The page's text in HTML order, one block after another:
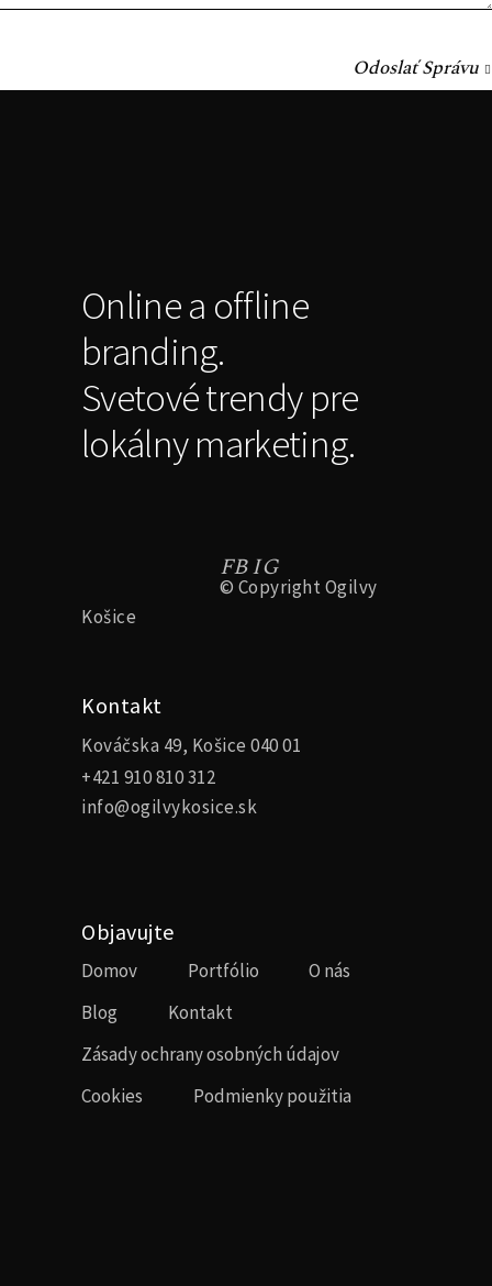
Odoslať Správu
Online a offline
branding.
Svetové trendy pre
lokálny marketing.
FBIG
© Copyright Ogilvy
Košice
Kontakt
Kováčska 49, Košice 040 01
+421 910 810 312
info@ogilvykosice.sk
Objavujte
Domov Portfólio
O nás
Blog
Kontakt
Zásady ochrany osobných údajov
Cookies
Podmienky použitia